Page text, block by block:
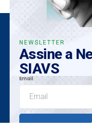
NEWSLETTER
Assine a
SIAVS
Email